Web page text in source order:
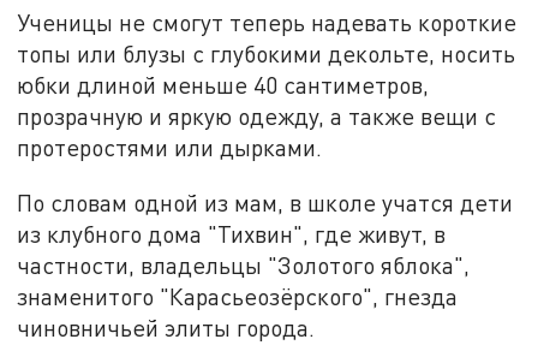
Ученицы не смогут теперь надевать короткие
топы или блузы с глубокими декольте, носить
юбки длиной меньше 40 сантиметров,
прозрачную и яркую одежду, а также вещи с
протеростями или дырками.
По словам одной из мам, в школе учатся дети
из клубного дома "Тихвин", где живут, в
частности, владельцы "Золотого яблока",
знаменитого "Карасьеозёрского", гнезда
чиновничьей элиты города.